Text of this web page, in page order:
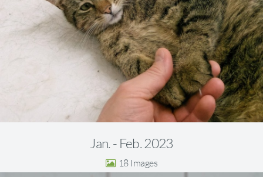
Jan. - Feb. 2023
18